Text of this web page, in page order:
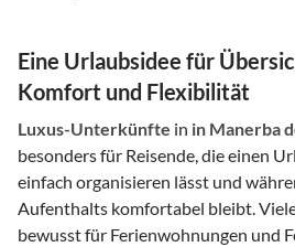
Eine Urlaubsidee für
Komfort und Flexibilität
Luxus-Unterkünfte in in Manerba
besonders für Reisende, die einen
einfach organisieren lässt und
Aufenthalts komfortabel bleibt.
bewusst für Ferienwohnungen und